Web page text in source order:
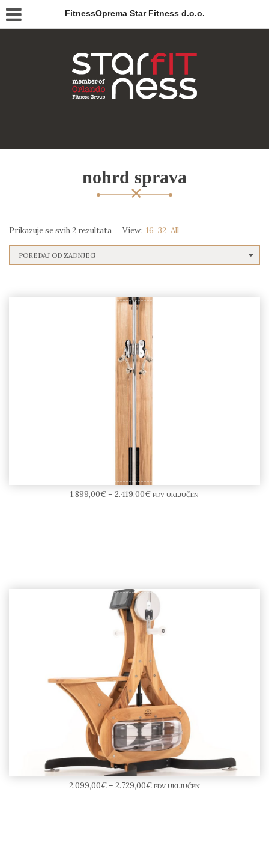
FitnessOprema Star Fitness d.o.o.
nohrd sprava
Prikazuje se svih 2 rezultata View: 16 32 All
NOHrD SlimBeam
1.899,00€– 2.419,00€ PDV UKLJUČEN
NOHrD WaterGrinder
2.099,00€– 2.729,00€ PDV UKLJUČEN